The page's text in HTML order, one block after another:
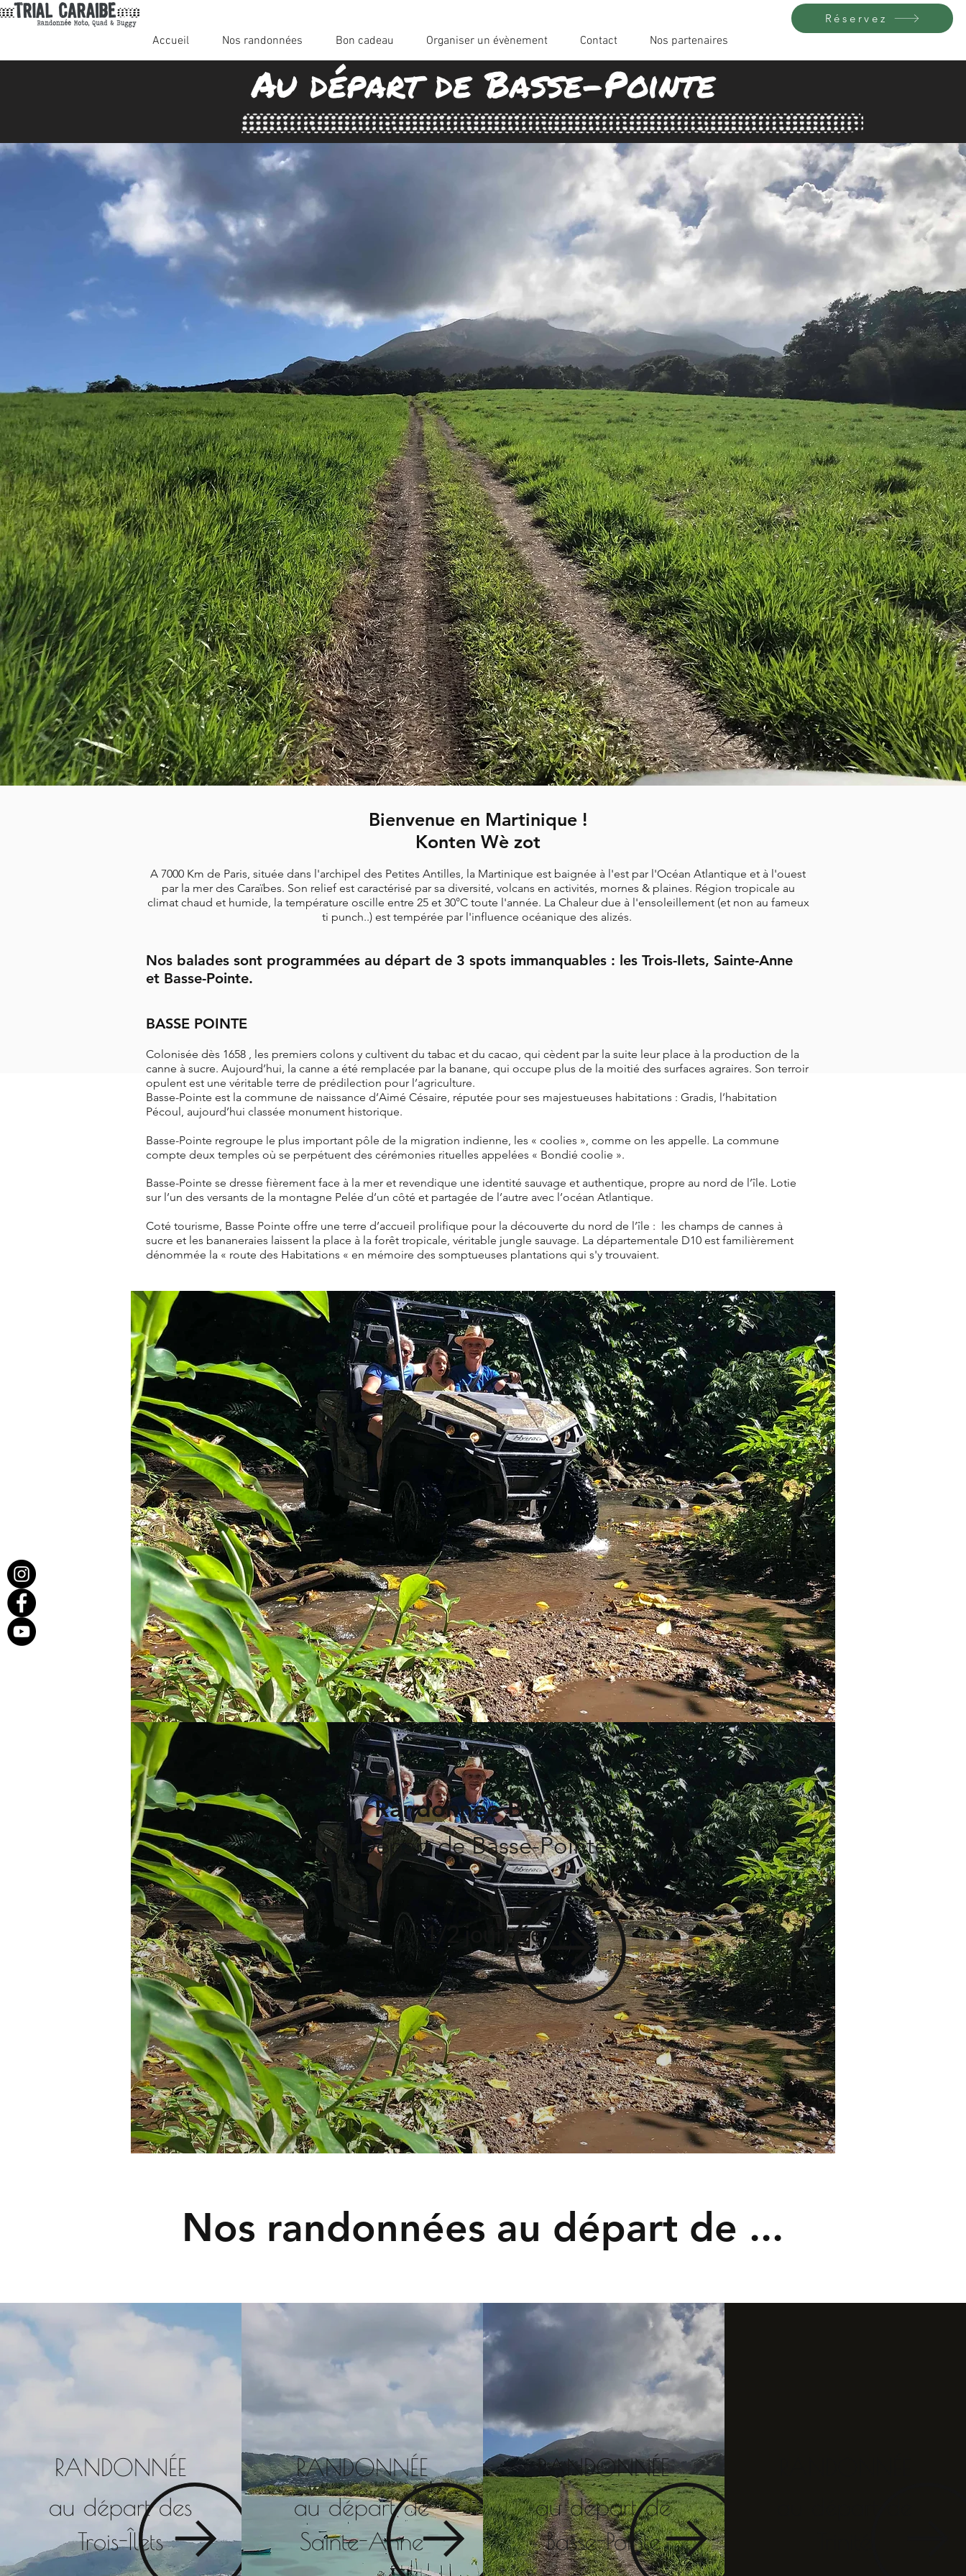
Réservez
Accueil Nos randonnées Bon cadeau Organiser un évènement Contact Nos partenaires
Au départ de Basse-Pointe
Bienvenue en Martinique !
Konten Wè zot
A 7000 Km de Paris, située dans l'archipel des Petites Antilles, la Martinique est baignée à l'est par l'Océan Atlantique et à l'ouest
par la mer des Caraïbes. Son relief est caractérisé par sa diversité, volcans en activités, mornes & plaines. Région tropicale au
climat chaud et humide, la température oscille entre 25 et 30°C toute l'année. La Chaleur due à l'ensoleillement (et non au fameux
ti punch..) est tempérée par l'influence océanique des alizés.
Nos balades sont programmées au départ de 3 spots immanquables : les Trois-Ilets, Sainte-Anne
et Basse-Pointe.
BASSE POINTE
Colonisée dès 1658 , les premiers colons y cultivent du tabac et du cacao, qui cèdent par la suite leur place à la production de la
canne à sucre. Aujourd’hui, la canne a été remplacée par la banane, qui occupe plus de la moitié des surfaces agraires. Son terroir
opulent est une véritable terre de prédilection pour l’agriculture.
Basse-Pointe est la commune de naissance d’Aimé Césaire, réputée pour ses majestueuses habitations : Gradis, l’habitation
Pécoul, aujourd’hui classée monument historique.
Basse-Pointe regroupe le plus important pôle de la migration indienne, les « coolies », comme on les appelle. La commune
compte deux temples où se perpétuent des cérémonies rituelles appelées « Bondié coolie ».
Basse-Pointe se dresse fièrement face à la mer et revendique une identité sauvage et authentique, propre au nord de l’île. Lotie
sur l’un des versants de la montagne Pelée d’un côté et partagée de l’autre avec l’océan Atlantique.
Coté tourisme, Basse Pointe offre une terre d’accueil prolifique pour la découverte du nord de l’île : les champs de cannes à
sucre et les bananeraies laissent la place à la forêt tropicale, véritable jungle sauvage. La départementale D10 est familièrement
dénommée la « route des Habitations « en mémoire des somptueuses plantations qui s'y trouvaient.
Randonnée BUGGY
Départ de Basse-Pointe
1/2 journée
Nos randonnées au départ de ...
RANDONNÉE
au départ des
Trois-Îlets
RANDONNÉE
au départ de
Sainte-Anne
RANDONNÉE
au départ de
Basse-Pointe